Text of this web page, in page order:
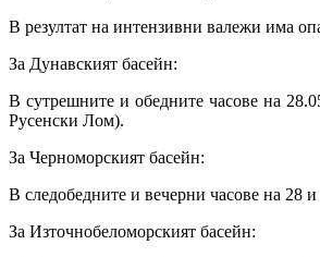
В резултат на интензивни валежи има
За Дунавският басейн:
В сутрешните и обедните часове на
Русенски Лом).
За Черноморският басейн:
В следобедните и вечерни часове на 28
За Източнобеломорският басейн: